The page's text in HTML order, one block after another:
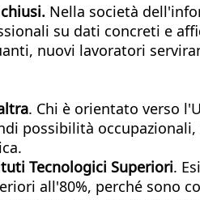
Nella società
su dati concreti e
nuovi lavoratori
. Chi è orientato verso
possibilità
Tecnologici Superiori.
all'80%, perché sono